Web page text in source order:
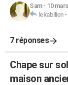
Sam- 10
lekabilien-
7 réponses
Chape sur
maison